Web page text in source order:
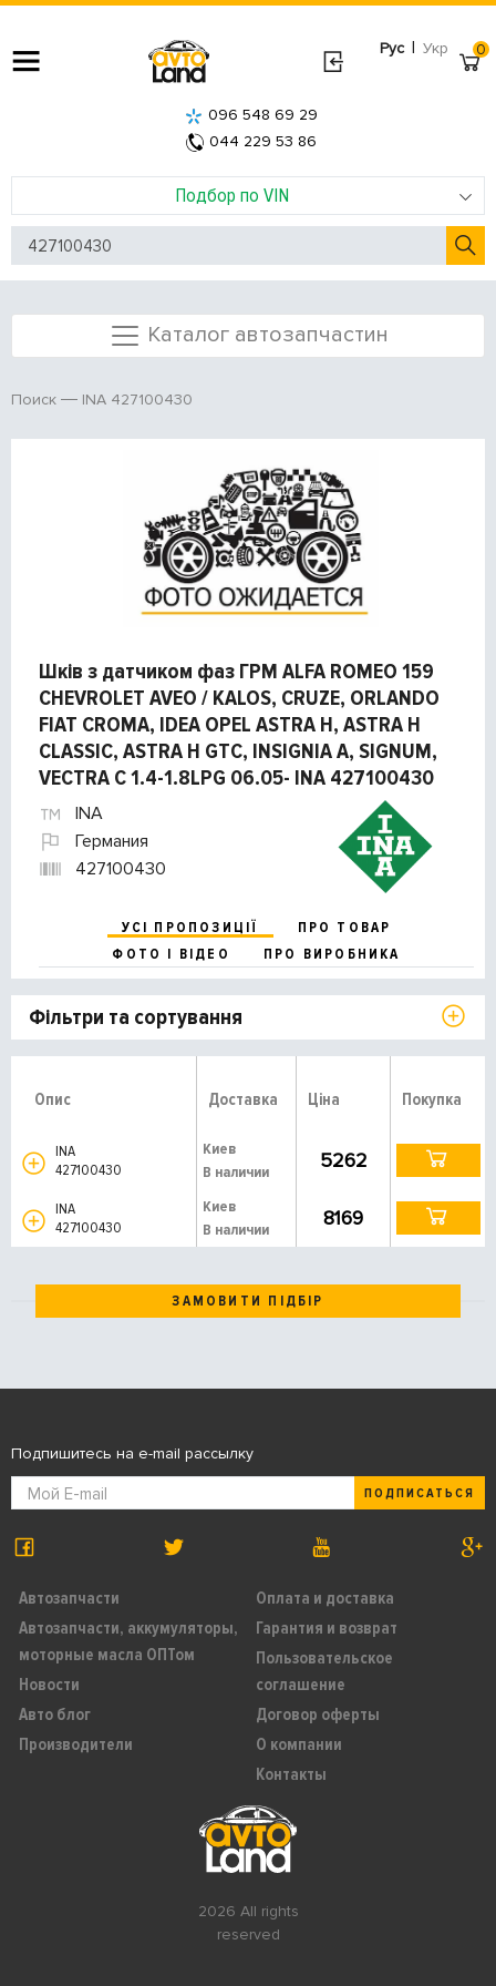
Рус | Укр
Подбор по VIN
096 548 69 29
044 229 53 86
0
Каталог автозапчастин
Поиск INA 427100430
Шків з датчиком фаз ГРМ ALFA ROMEO 159
CHEVROLET AVEO / KALOS, CRUZE, ORLANDO
FIAT CROMA, IDEA OPEL ASTRA H, ASTRA H
CLASSIC, ASTRA H GTC, INSIGNIA A, SIGNUM,
VECTRA C 1.4-1.8LPG 06.05- INA 427100430
INA
Германия
427100430
УСІ ПРОПОЗИЦІЇ
ПРО ТОВАР
ФОТО І ВІДЕО
ПРО ВИРОБНИКА
Фільтри та сортування
Опис Доставка Ціна Покупка
INA
427100430
Киев
В наличии
5262
INA
427100430
Киев
В наличии
8169
ЗАМОВИТИ ПІДБІР
2026 All rights
reserved
Автозапчасти
Автозапчасти, аккумуляторы,
моторные масла ОПТом
Новости
Авто блог
Производители
Оплата и доставка
Гарантия и возврат
Пользовательское
соглашение
Договор оферты
О компании
Контакты
Подпишитесь на e-mail рассылку
ПОДПИСАТЬСЯ